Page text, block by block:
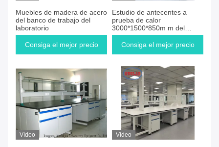
Muebles de madera de acero
del banco de trabajo del
laboratorio
Consiga el mejor precio
Estudio de antecentes a
prueba de calor
3000*1500*850m m del
laboratorio de la tabla de
funcionamiento del
Consiga el mejor precio
Vídeo Vídeo